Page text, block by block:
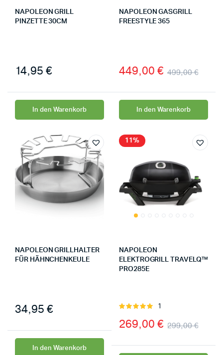
NAPOLEON GRILL
PINZETTE 30CM
14,95 €
In den Warenkorb
NAPOLEON GASGRILL
FREESTYLE 365
499,00€
449,00 €
In den Warenkorb
NAPOLEON GRILLHALTER
FÜR HÄHNCHENKEULE
34,95 €
In den Warenkorb
11%
NAPOLEON
ELEKTROGRILL TRAVELQ™
PRO285E
Bewertet
von 5
1
299,00€
269,00 €